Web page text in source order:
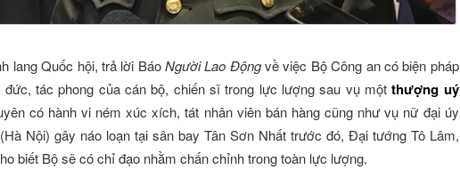
lang Quốc hội, trả lời BáoNgười Lao Độngvề việc Bộ Công an có biện pháp
đức, tác phong của cán bộ, chiến sĩ trong lực lượng sau vụ mộtthượng uý
có hành vi ném xúc xích, tát nhân viên bán hàng cũng như vụ nữ đại úy
Nội) gây náo loạn tại sân bay Tân Sơn Nhất trước đó, Đại tướng Tô Lâm,
biết Bộ sẽ có chỉ đạo nhằm chấn chỉnh trong toàn lực lượng.